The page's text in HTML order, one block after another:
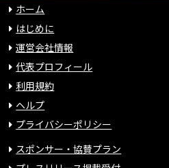
ホーム
はじめに
運営会社情報
代表プロフィール
利用規約
ヘルプ
プライバシーポリシー
スポンサー・協賛プラン